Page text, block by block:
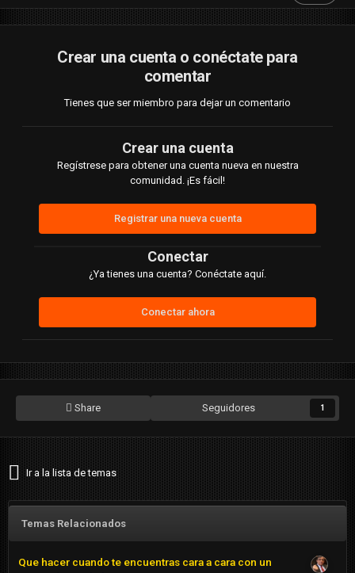
Crear una cuenta o conéctate para
comentar
Tienes que ser miembro para dejar un comentario
Crear una cuenta
Regístrese para obtener una cuenta nueva en nuestra
comunidad. ¡Es fácil!
Registrar una nueva cuenta
Conectar
¿Ya tienes una cuenta? Conéctate aquí.
Conectar ahora
Share Seguidores 1
Ir a la lista de temas
Temas Relacionados
Que hacer cuando te encuentras cara a cara con un